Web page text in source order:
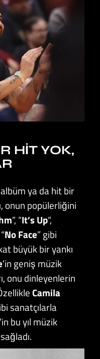
HIT YOK,
albüm ya da hit bir
onun popülerliğini
“, “It’s Up“,
No Face” gibi
büyük bir yankı
’in geniş müzik
onu dinleyenlerin
Camila
sanatçılarla
’in bu yıl müzik